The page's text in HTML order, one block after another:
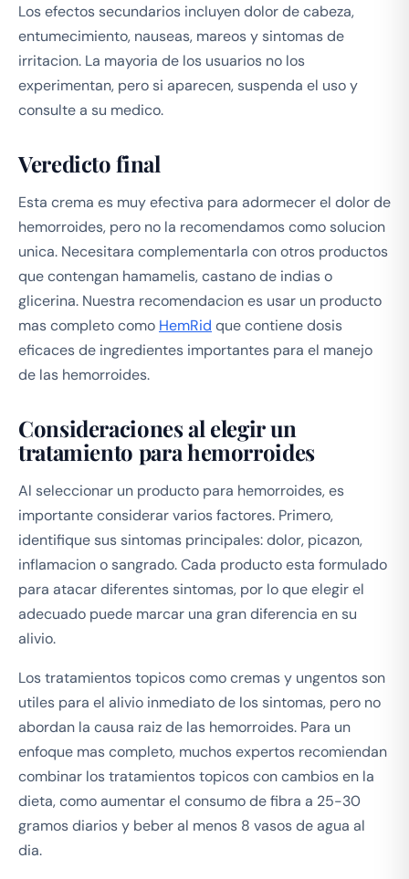
Los efectos secundarios incluyen dolor de cabeza,
entumecimiento, nauseas, mareos y sintomas de
irritacion. La mayoria de los usuarios no los
experimentan, pero si aparecen, suspenda el uso y
consulte a su medico.
Veredicto final
Esta crema es muy efectiva para adormecer el dolor de
hemorroides, pero no la recomendamos como solucion
unica. Necesitara complementarla con otros productos
que contengan hamamelis, castano de indias o
glicerina. Nuestra recomendacion es usar un producto
mas completo como HemRid que contiene dosis
eficaces de ingredientes importantes para el manejo
de las hemorroides.
Consideraciones al elegir un
tratamiento para hemorroides
Al seleccionar un producto para hemorroides, es
importante considerar varios factores. Primero,
identifique sus sintomas principales: dolor, picazon,
inflamacion o sangrado. Cada producto esta formulado
para atacar diferentes sintomas, por lo que elegir el
adecuado puede marcar una gran diferencia en su
alivio.
Los tratamientos topicos como cremas y ungentos son
utiles para el alivio inmediato de los sintomas, pero no
abordan la causa raiz de las hemorroides. Para un
enfoque mas completo, muchos expertos recomiendan
combinar los tratamientos topicos con cambios en la
dieta, como aumentar el consumo de fibra a 25-30
gramos diarios y beber al menos 8 vasos de agua al
dia.